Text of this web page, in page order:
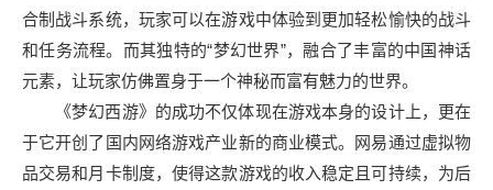
合制战斗系统，玩家可以在游戏中体验到更加轻松愉快的战斗
和任务流程。而其独特的“梦幻世界”，融合了丰富的中国神话
元素，让玩家仿佛置身于一个神秘而富有魅力的世界。
《梦幻西游》的成功不仅体现在游戏本身的设计上，更在
于它开创了国内网络游戏产业新的商业模式。网易通过虚拟物
品交易和月卡制度，使得这款游戏的收入稳定且可持续，为后